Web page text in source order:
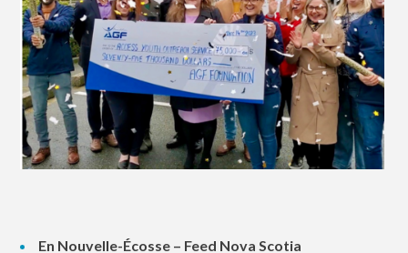
En Nouvelle-Écosse – Feed Nova Scotia